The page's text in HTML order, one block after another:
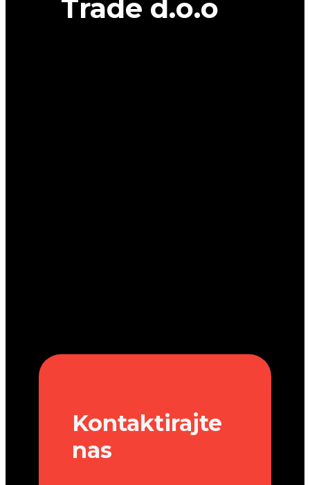
Trade d.o.o
Kontaktirajte
nas